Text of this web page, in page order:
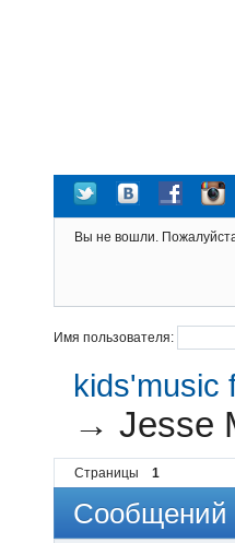
Вы не вошли.
Имя пользователя:
kids'music
→Jesse
Страницы 1
Сообщений